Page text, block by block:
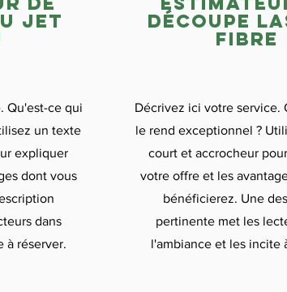
jet
Qu'est-ce qui
un texte
expliquer
dont vous
dans
à réserver.
découpe
fibre
Décrivez ici votre service.
le rend exceptionnel ?
court et accrocheur
votre offre et les
bénéficierez. Une
pertinente met les
l'ambiance et les incite